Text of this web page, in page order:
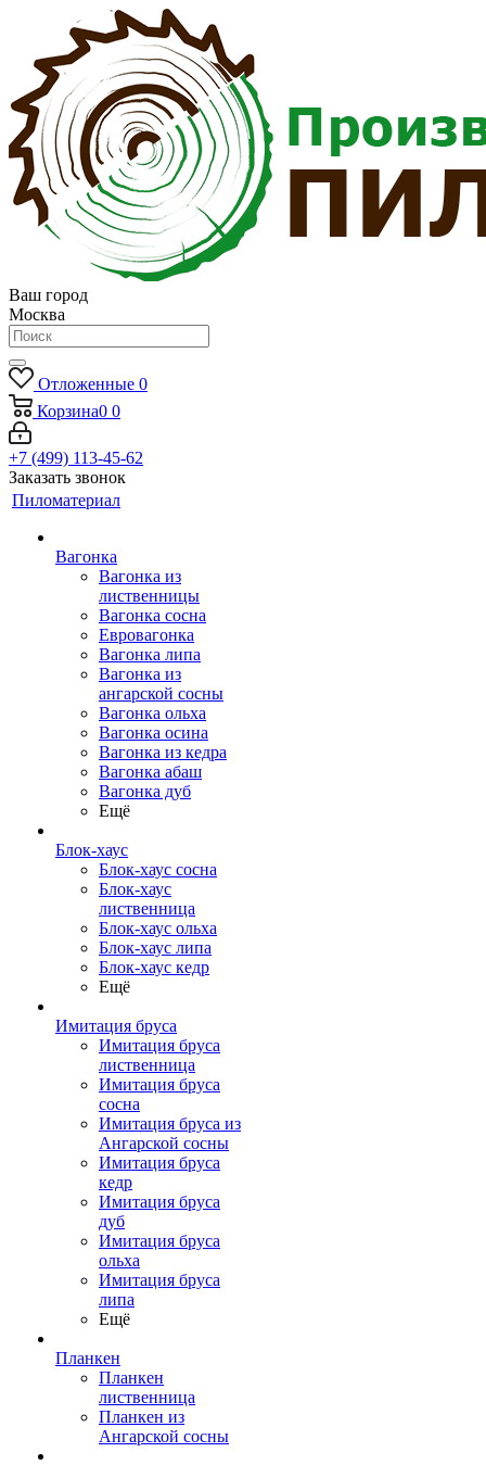
Ваш город
Москва
Отложенные 0
Корзина0 0
+7 (499) 113-45-62
Заказать звонок
Пиломатериал
Вагонка
Вагонка из
лиственницы
Вагонка сосна
Евровагонка
Вагонка липа
Вагонка из
ангарской сосны
Вагонка ольха
Вагонка осина
Вагонка из кедра
Вагонка абаш
Вагонка дуб
Ещё
Блок-хаус
Блок-хаус сосна
Блок-хаус
лиственница
Блок-хаус ольха
Блок-хаус липа
Блок-хаус кедр
Ещё
Имитация бруса
Имитация бруса
лиственница
Имитация бруса
сосна
Имитация бруса из
Ангарской сосны
Имитация бруса
кедр
Имитация бруса
дуб
Имитация бруса
ольха
Имитация бруса
липа
Ещё
Планкен
Планкен
лиственница
Планкен из
Ангарской сосны